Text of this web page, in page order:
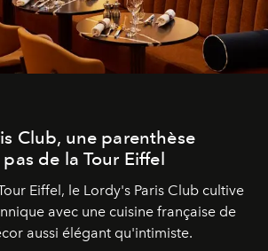
Club, une parenthèse
de la Tour Eiffel
Eiffel, le Lordy's Paris Club cultive
avec une cuisine française de
aussi élégant qu'intimiste.